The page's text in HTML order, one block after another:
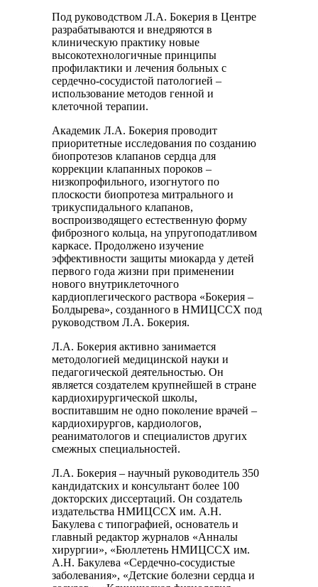
Под руководством Л.А. Бокерия в Центре
разрабатываются и внедряются в
клиническую практику новые
высокотехнологичные принципы
профилактики и лечения больных с
сердечно-сосудистой патологией –
использование методов генной и
клеточной терапии.
Академик Л.А. Бокерия проводит
приоритетные исследования по созданию
биопротезов клапанов сердца для
коррекции клапанных пороков –
низкопрофильного, изогнутого по
плоскости биопротеза митрального и
трикуспидального клапанов,
воспроизводящего естественную форму
фиброзного кольца, на упругоподатливом
каркасе. Продолжено изучение
эффективности защиты миокарда у детей
первого года жизни при применении
нового внутриклеточного
кардиоплегического раствора «Бокерия –
Болдырева», созданного в НМИЦССХ под
руководством Л.А. Бокерия.
Л.А. Бокерия активно занимается
методологией медицинской науки и
педагогической деятельностью. Он
является создателем крупнейшей в стране
кардиохирургической школы,
воспитавшим не одно поколение врачей –
кардиохирургов, кардиологов,
реаниматологов и специалистов других
смежных специальностей.
Л.А. Бокерия – научный руководитель 350
кандидатских и консультант более 100
докторских диссертаций. Он создатель
издательства НМИЦССХ им. А.Н.
Бакулева с типографией, основатель и
главный редактор журналов «Анналы
хирургии», «Бюллетень НМИЦССХ им.
А.Н. Бакулева «Сердечно-сосудистые
заболевания», «Детские болезни сердца и